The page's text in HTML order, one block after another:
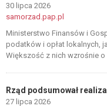
30 lipca 2026
samorzad.pap.pl
Ministerstwo Finansów i
podatków i opłat lokalnych,
Większość z nich wzrośnie o
Rząd podsumował
27 lipca 2026